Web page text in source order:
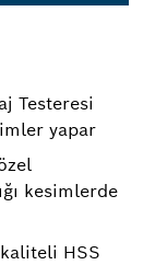
Testeresi
yapar
kesimlerde
HSS